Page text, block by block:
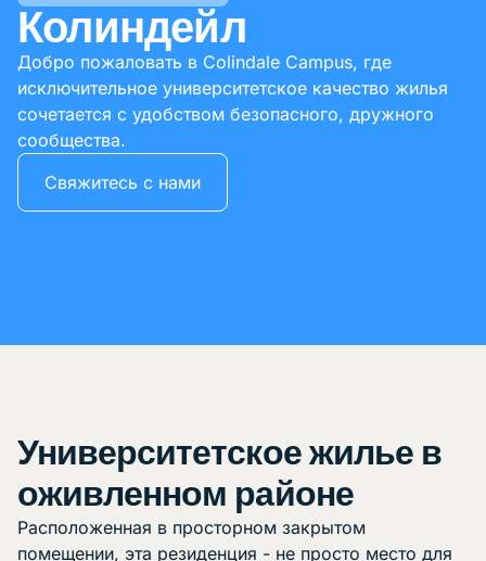
Колиндейл
Добро пожаловать в Colindale Campus, где
исключительное университетское качество жилья
сочетается с удобством безопасного, дружного
сообщества.
Свяжитесь с нами
Университетское жилье в
оживленном районе
Расположенная в просторном закрытом
помещении, эта резиденция - не просто место для